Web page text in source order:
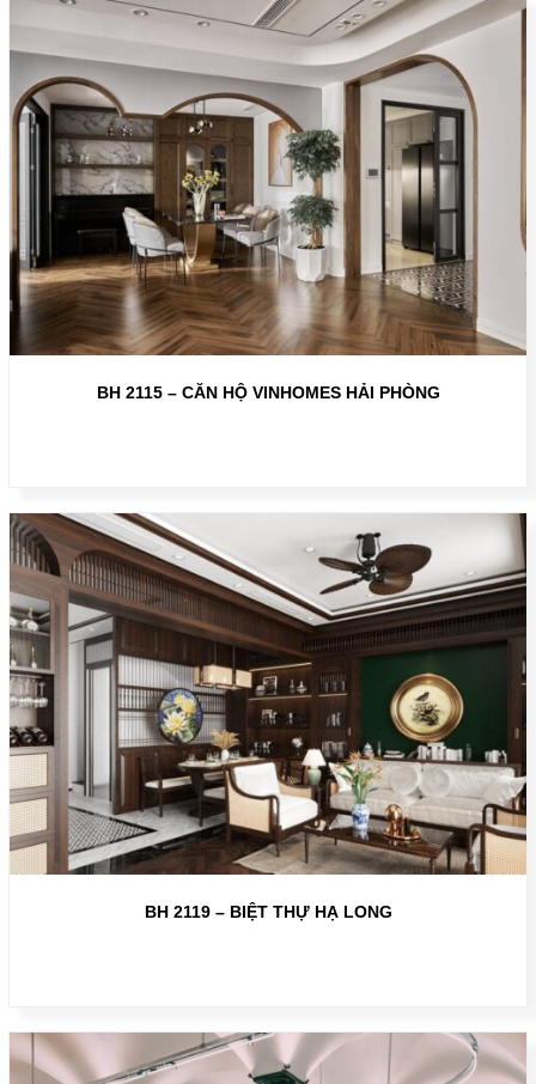
BH 2115 – CĂN HỘ VINHOMES HẢI PHÒNG
BH 2119 – BIỆT THỰ HẠ LONG